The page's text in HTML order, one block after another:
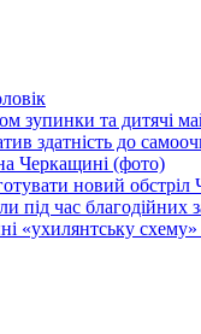
зупинки та дитячі
здатність до
Черкащині (фото)
новий
під час благодійних
«ухилянтську